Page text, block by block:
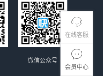
在线客服
会员中心
微信公众号